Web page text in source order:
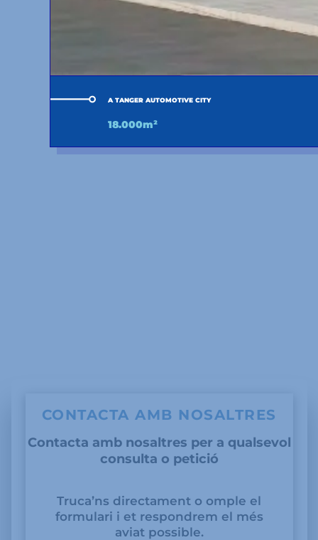
CONTACTA AMB NOSALTRES
Contacta amb nosaltres per a qualsevol
consulta o petició
Truca’ns directament o omple el
formulari i et respondrem el més
aviat possible.
A TANGER AUTOMOTIVE CITY
18.000m²